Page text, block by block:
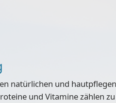
natürlichen und
und Vitamine zählen